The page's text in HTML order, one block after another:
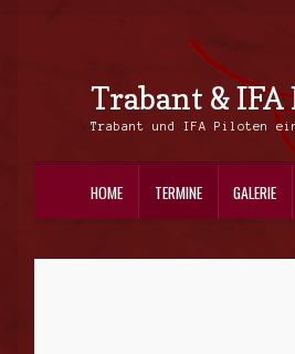
Zur
Navigation
Zum
Inhalt
Trabant & IFA
Trabant und IFA Piloten
HOME TERMINE GALERIE